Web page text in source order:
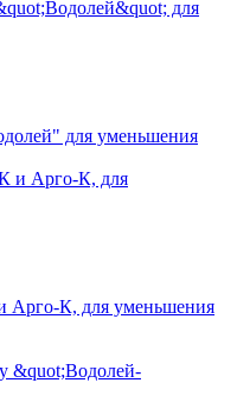
для уменьшения
Арго-К, для уменьшения